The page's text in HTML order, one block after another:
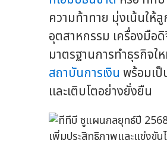
ความท้าทาย มุ่งเน้นให้
อุตสาหกรรม เครื่องมือ
มาตรฐานการทำธุรกิจ
สถาบันการเงิน พร้อมเ
และเติบโตอย่างยั่งยืน